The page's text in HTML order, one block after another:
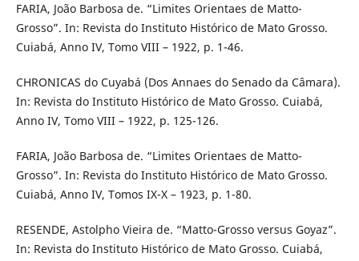
FARIA, João Barbosa de. “Limites Orientaes de Matto-
Grosso”. In: Revista do Instituto Histórico de Mato Grosso.
Cuiabá, Anno IV, Tomo VIII – 1922, p. 1-46.
CHRONICAS do Cuyabá (Dos Annaes do Senado da Câmara).
In: Revista do Instituto Histórico de Mato Grosso. Cuiabá,
Anno IV, Tomo VIII – 1922, p. 125-126.
FARIA, João Barbosa de. “Limites Orientaes de Matto-
Grosso”. In: Revista do Instituto Histórico de Mato Grosso.
Cuiabá, Anno IV, Tomos IX-X – 1923, p. 1-80.
RESENDE, Astolpho Vieira de. “Matto-Grosso versus Goyaz”.
In: Revista do Instituto Histórico de Mato Grosso. Cuiabá,